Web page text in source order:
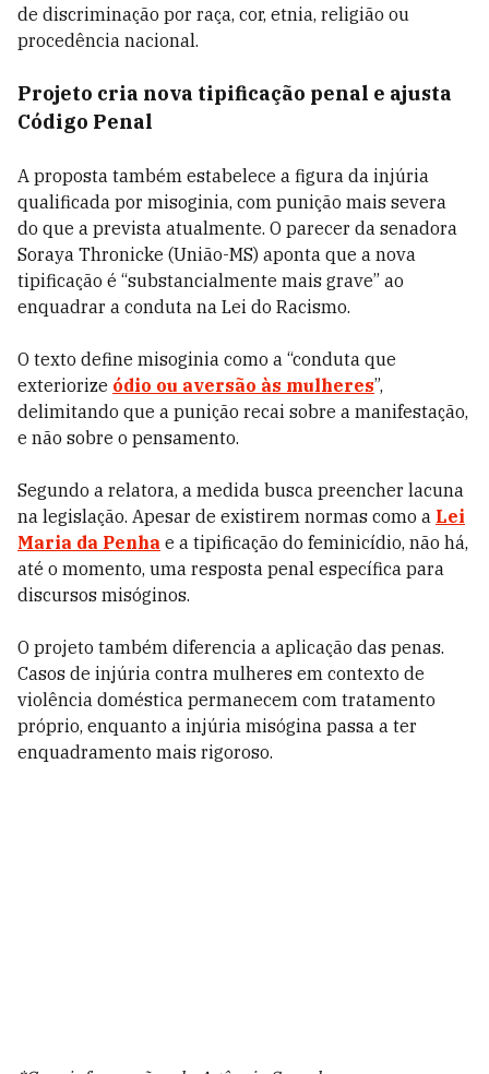
de discriminação por raça, cor, etnia, religião ou
procedência nacional.
Projeto cria nova tipificação penal e ajusta
Código Penal
A proposta também estabelece a figura da injúria
qualificada por misoginia, com punição mais severa
do que a prevista atualmente. O parecer da senadora
Soraya Thronicke (União-MS) aponta que a nova
tipificação é “substancialmente mais grave” ao
enquadrar a conduta na Lei do Racismo.
O texto define misoginia como a “conduta que
exteriorize ódio ou aversão às mulheres”,
delimitando que a punição recai sobre a manifestação,
e não sobre o pensamento.
Segundo a relatora, a medida busca preencher lacuna
na legislação. Apesar de existirem normas como a Lei
Maria da Penha e a tipificação do feminicídio, não há,
até o momento, uma resposta penal específica para
discursos misóginos.
O projeto também diferencia a aplicação das penas.
Casos de injúria contra mulheres em contexto de
violência doméstica permanecem com tratamento
próprio, enquanto a injúria misógina passa a ter
enquadramento mais rigoroso.